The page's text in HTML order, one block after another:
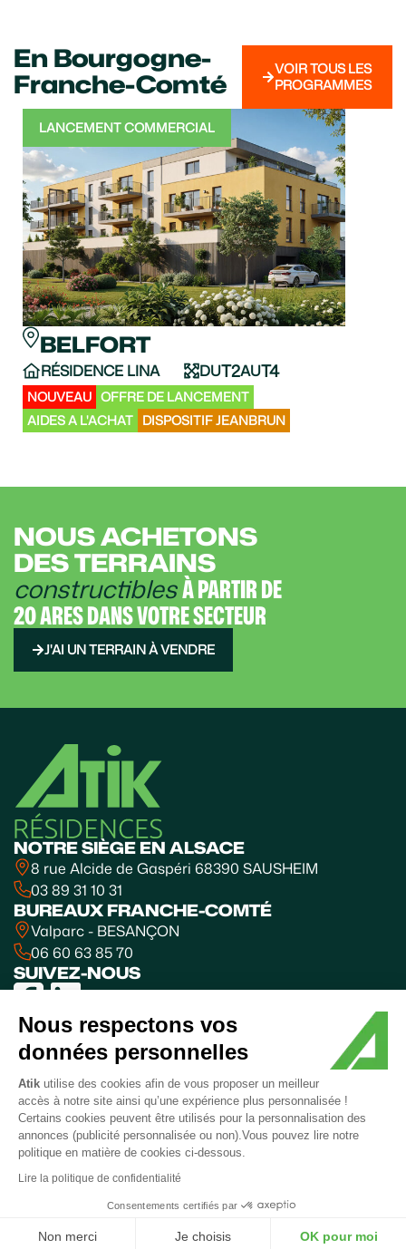
Nous respectons vos
données personnelles
Atik utilise des cookies afin de vous proposer un meilleur
accès à notre site ainsi qu’une expérience plus personnalisée !
Certains cookies peuvent être utilisés pour la personnalisation des
annonces (publicité personnalisée ou non).Vous pouvez lire notre
politique en matière de cookies ci-dessous.
Lire la politique de confidentialité
Consentements certifiés par
Non merci Je choisis OK pour moi
En Bourgogne-
Franche-Comté
VOIR TOUS LES
PROGRAMMES
LANCEMENT COMMERCIAL
BELFORT
RÉSIDENCE LINA DUT2AUT4
NOUVEAU OFFRE DE LANCEMENT
AIDES A L'ACHAT DISPOSITIF JEANBRUN
NOUS ACHETONS
DES TERRAINS
constructiblesÀ PARTIR DE
20 ARES DANS VOTRE SECTEUR
J'AI UN TERRAIN À VENDRE
NOTRE SIÈGE EN ALSACE
8 rue Alcide de Gaspéri 68390 SAUSHEIM
03 89 31 10 31
BUREAUX FRANCHE-COMTÉ
Valparc - BESANÇON
06 60 63 85 70
SUIVEZ-NOUS
© 2025
légales
Politique
de
confidentialité
du
médiateur
site
Accessibilité
:
partiellement
conforme
Création